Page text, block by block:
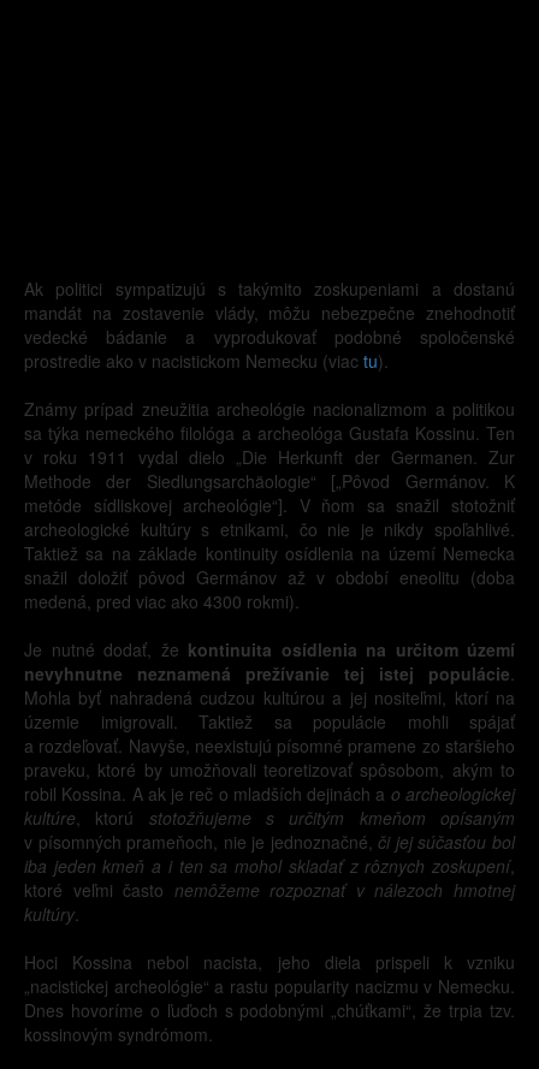
Ak politici sympatizujú s takýmito zoskupeniami a dostanú
mandát na zostavenie vlády, môžu nebezpečne znehodnotiť
vedecké bádanie a vyprodukovať podobné spoločenské
prostredie ako v nacistickom Nemecku (viac tu).
Známy prípad zneužitia archeológie nacionalizmom a politikou
sa týka nemeckého filológa a archeológa Gustafa Kossinu. Ten
v roku 1911 vydal dielo „Die Herkunft der Germanen. Zur
Methode der Siedlungsarchäologie“ [„Pôvod Germánov. K
metóde sídliskovej archeológie“]. V ňom sa snažil stotožniť
archeologické kultúry s etnikami, čo nie je nikdy spoľahlivé.
Taktiež sa na základe kontinuity osídlenia na území Nemecka
snažil doložiť pôvod Germánov až v období eneolitu (doba
medená, pred viac ako 4300 rokmi).
Je nutné dodať, že kontinuita osídlenia na určitom území
nevyhnutne neznamená prežívanie tej istej populácie.
Mohla byť nahradená cudzou kultúrou a jej nositeľmi, ktorí na
územie imigrovali. Taktiež sa populácie mohli spájať
a rozdeľovať. Navyše, neexistujú písomné pramene zo staršieho
praveku, ktoré by umožňovali teoretizovať spôsobom, akým to
robil Kossina. A ak je reč o mladších dejinách a o archeologickej
kultúre, ktorú stotožňujeme s určitým kmeňom opísaným
v písomných prameňoch, nie je jednoznačné,či jej súčasťou bol
iba jeden kmeň a i ten sa mohol skladať z rôznych zoskupení,
ktoré veľmi často nemôžeme rozpoznať v nálezoch hmotnej
kultúry.
Hoci Kossina nebol nacista, jeho diela prispeli k vzniku
„nacistickej archeológie“ a rastu popularity nacizmu v Nemecku.
Dnes hovoríme o ľuďoch s podobnými „chúťkami“, že trpia tzv.
kossinovým syndrómom.